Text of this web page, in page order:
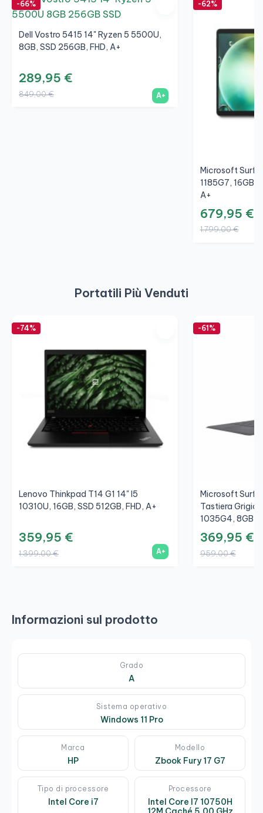
-66%
Dell Vostro 5415 14" Ryzen 5 5500U,
8GB, SSD 256GB, FHD, A+
289,95 €
849,00 € A+
-62%
Microsoft
1185G7, 16GB,
A+
679,95 €
1.799,00 €
Portatili Più Venduti
-74%
Lenovo Thinkpad T14 G1 14" I5
10310U, 16GB, SSD 512GB, FHD, A+
359,95 €
1.399,00 € A+
-61%
Microsoft
Tastiera
1035G4, 8GB,
369,95 €
959,00 €
Informazioni sul prodotto
Grado
A
Sistema operativo
Windows 11 Pro
Marca
HP
Modello
Zbook Fury 17 G7
Tipo di processore
Intel Core i7
Processore
Intel Core I7 10750H